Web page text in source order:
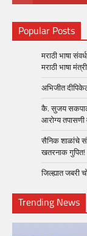
Popular Posts
मराठी भाषा
मराठी भाषा
अभिजीत
कै. सुजय सकपाळ
आरोग्य तपासणी
सैनिक शाळांचे
खतरनाक गुपित!
जिल्ह्यात जबरी
Trending News